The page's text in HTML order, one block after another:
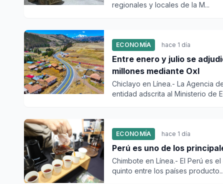
regionales y locales de la M...
ECONOMÍA hace 1 día
Entre enero y julio se
millones mediante OxI
Chiclayo en Línea.- La Agencia
entidad adscrita al Ministerio de
ECONOMÍA hace 1 día
Perú es uno de los
Chimbote en Línea.- El Perú es
quinto entre los países producto...